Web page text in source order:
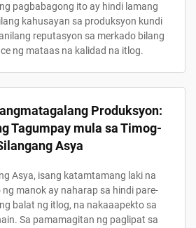
pagbabagong ito ay hindi lamang
kahusayan sa produksyon kundi
reputasyon sa merkado bilang
ng mataas na kalidad na itlog.
Produksyon:
Tagumpay mula sa Timog-
Asya
Asya, isang katamtamang laki na
manok ay naharap sa hindi pare-
balat ng itlog, na nakaaapekto sa
Sa pamamagitan ng paglipat sa